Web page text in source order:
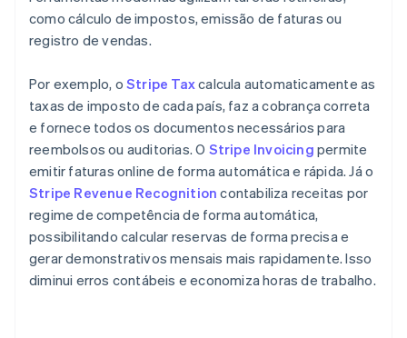
como cálculo de impostos, emissão de faturas ou
registro de vendas.
Por exemplo, o Stripe Taxcalcula automaticamente as
taxas de imposto de cada país, faz a cobrança correta
e fornece todos os documentos necessários para
reembolsos ou auditorias. O Stripe Invoicing permite
emitir faturas online de forma automática e rápida. Já o
Stripe Revenue Recognition contabiliza receitas por
regime de competência de forma automática,
possibilitando calcular reservas de forma precisa e
gerar demonstrativos mensais mais rapidamente. Isso
diminui erros contábeis e economiza horas de trabalho.